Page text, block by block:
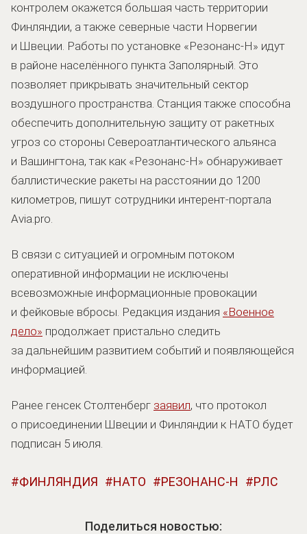
контролем окажется большая часть территории
Финляндии, а также северные части Норвегии
и Швеции. Работы по установке «Резонанс-Н» идут
в районе населённого пункта Заполярный. Это
позволяет прикрывать значительный сектор
воздушного пространства. Станция также способна
обеспечить дополнительную защиту от ракетных
угроз со стороны Североатлантического альянса
и Вашингтона, так как «Резонанс-Н» обнаруживает
баллистические ракеты на расстоянии до 1200
километров, пишут сотрудники интерент-портала
Avia.pro.
В связи с ситуацией и огромным потоком
оперативной информации не исключены
всевозможные информационные провокации
и фейковые вбросы. Редакция издания «Военное
дело» продолжает пристально следить
за дальнейшим развитием событий и появляющейся
информацией.
Ранее генсек Столтенберг заявил, что протокол
о присоединении Швеции и Финляндии к НАТО будет
подписан 5 июля.
ФИНЛЯНДИЯ НАТО РЕЗОНАНС-Н РЛС
Поделиться новостью: